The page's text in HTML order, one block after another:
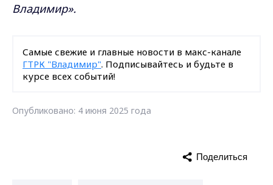
Владимир».
Самые свежие и главные новости в макс-канале
ГТРК "Владимир". Подписывайтесь и будьте в
курсе всех событий!
Опубликовано: 4 июня 2025 года
Поделиться